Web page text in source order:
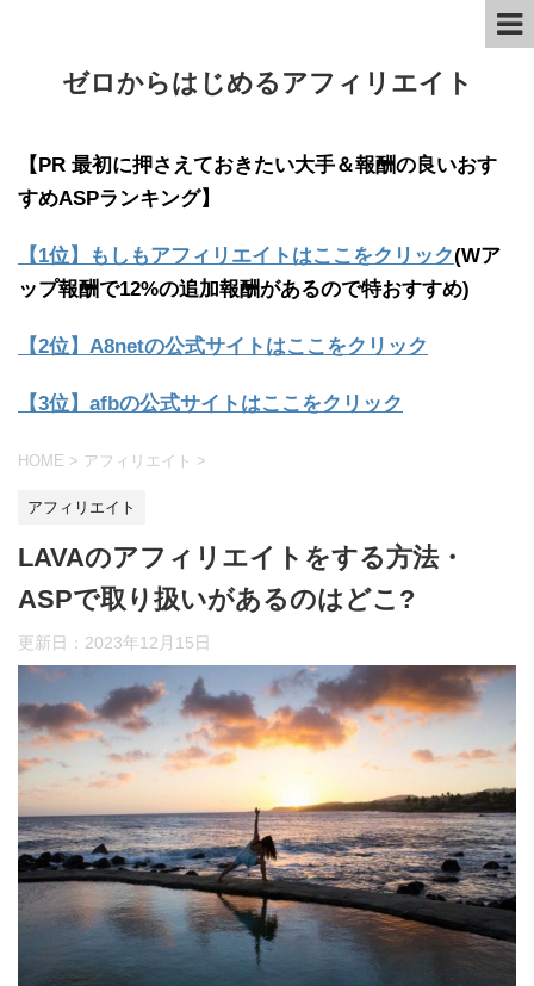
ゼロからはじめるアフィリエイト
【PR 最初に押さえておきたい大手＆報酬の良いおす
すめASPランキング】
【1位】もしもアフィリエイトはここをクリック(Wア
ップ報酬で12%の追加報酬があるので特おすすめ)
【2位】A8netの公式サイトはここをクリック
【3位】afbの公式サイトはここをクリック
HOME > アフィリエイト >
アフィリエイト
LAVAのアフィリエイトをする方法・
ASPで取り扱いがあるのはどこ?
更新日： 2023年12月15日